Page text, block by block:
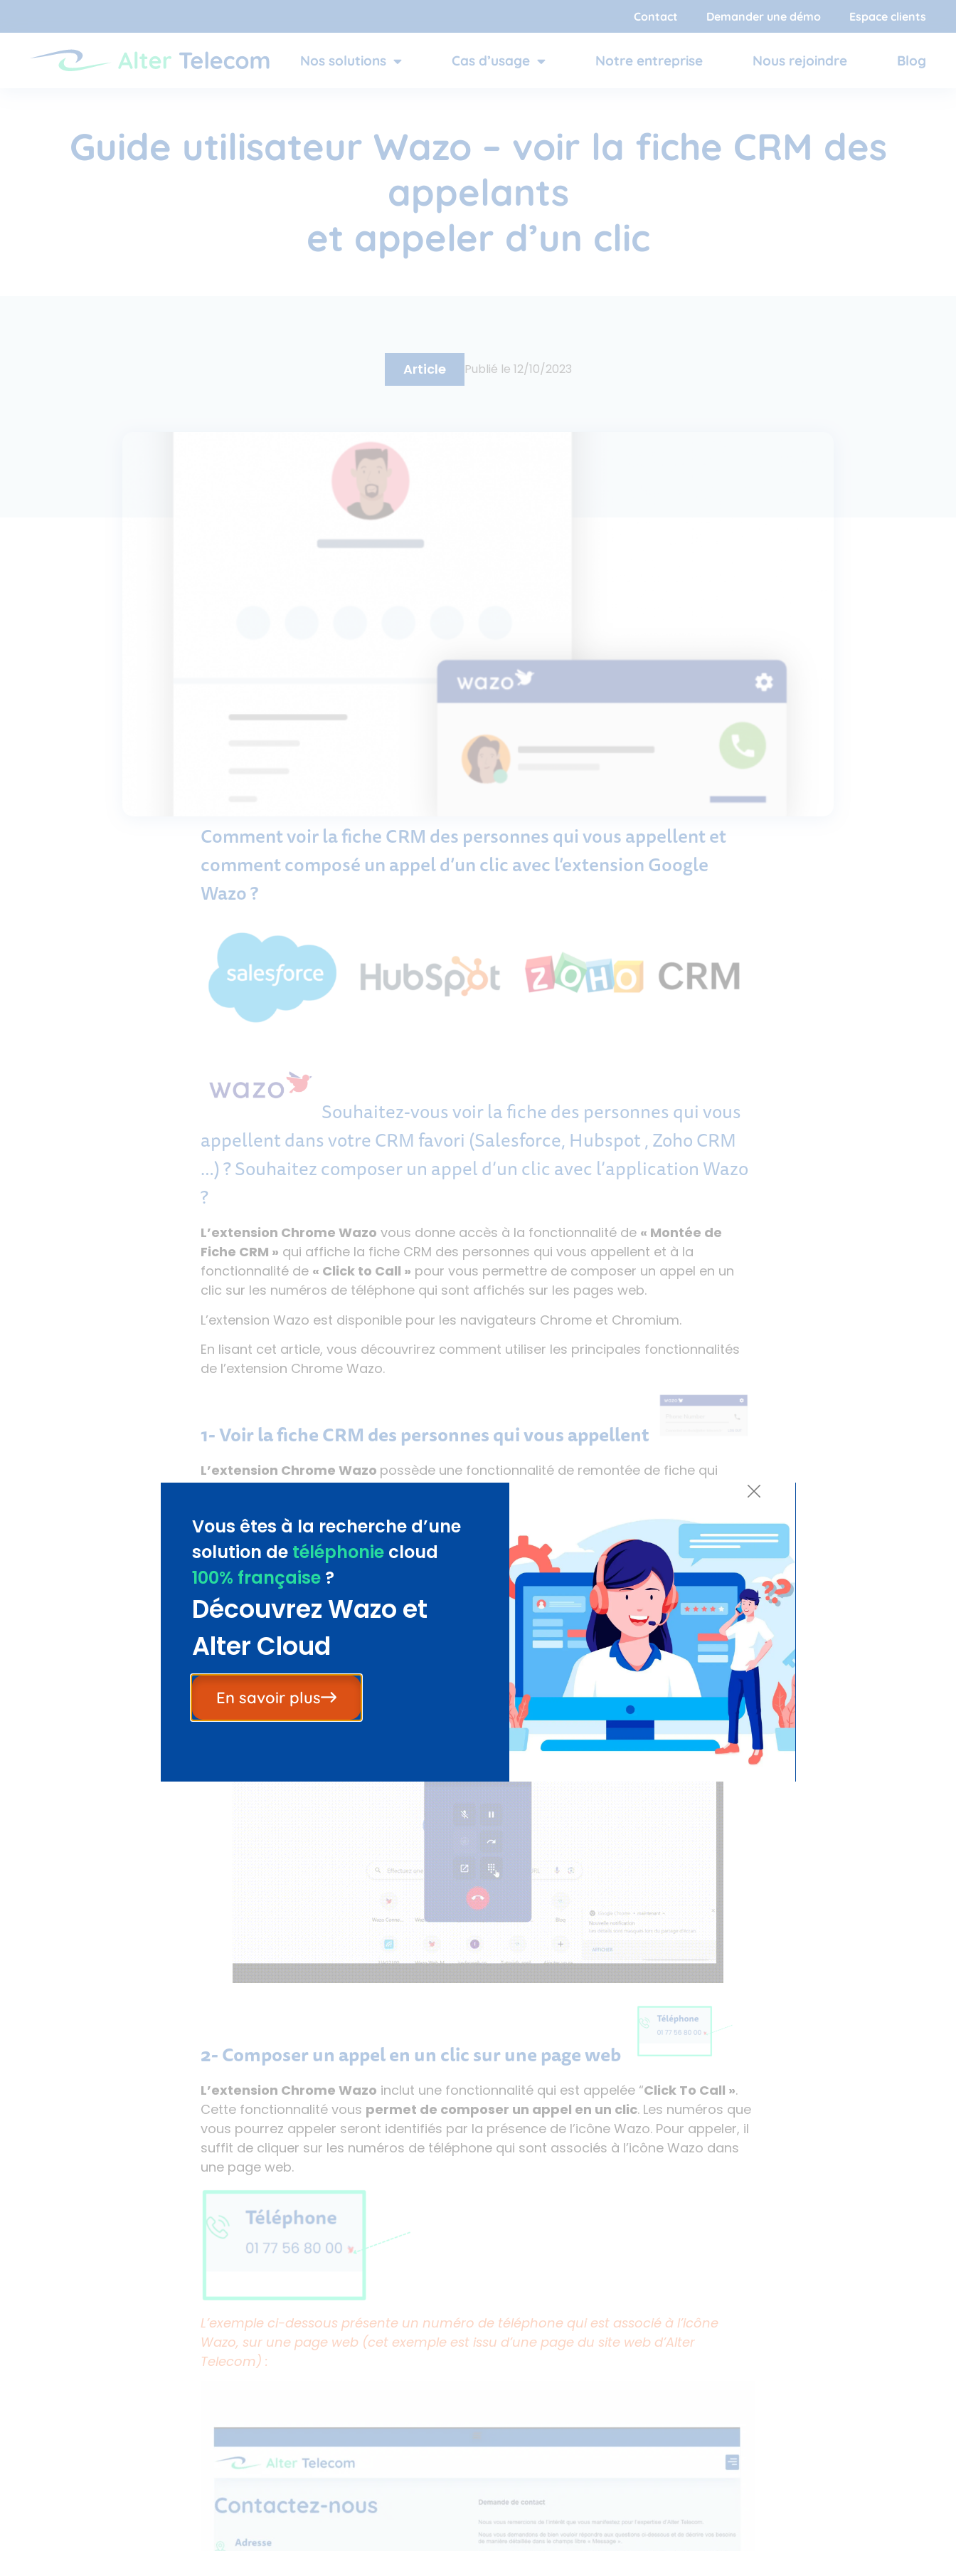
Contact Demander une démo Espace clients
Nos solutions Cas d’usage Notre entreprise Nous rejoindre Blog
Guide utilisateur Wazo – voir la fiche CRM des
appelants
et appeler d’un clic
Article Publié le 12/10/2023
Comment voir la fiche CRM des personnes qui vous appellent et
comment composé un appel d’un clic avec l’extension Google
Wazo ?
Souhaitez-vous voir la fiche des personnes qui vous
appellent dans votre CRM favori (Salesforce, Hubspot , Zoho CRM
…) ? Souhaitez composer un appel d’un clic avec l’application Wazo
?
L’extension Chrome Wazo vous donne accès à la fonctionnalité de « Montée de
Fiche CRM » qui affiche la fiche CRM des personnes qui vous appellent et à la
fonctionnalité de « Click to Call » pour vous permettre de composer un appel en un
clic sur les numéros de téléphone qui sont affichés sur les pages web.
L’extension Wazo est disponible pour les navigateurs Chrome et Chromium.
En lisant cet article, vous découvrirez comment utiliser les principales fonctionnalités
de l’extension Chrome Wazo.
1- Voir la fiche CRM des personnes qui vous appellent
L’extension Chrome Wazo possède une fonctionnalité de remontée de fiche qui
permet d’afficher automatiquement la fiche CRM des personnes qui vous appellent. La
HubspotL’exemple qui est présenté ci-dessous, montre la remontée d’une fiche avec
Hubspot.
L’animation ci-dessous présente comment la fiche CRM de la personne qui vous
appelle s’affiche. L’animation montre la séquence suivante : Didi Lavigne appelle, son
appel est répondu, la fiche de Didi Lavigne dans Hubspot s’affiche automatiquement.
2- Composer un appel en un clic sur une page web
L’extension Chrome Wazo inclut une fonctionnalité qui est appelée “Click To Call ».
Cette fonctionnalité vous permet de composer un appel en un clic. Les numéros que
vous pourrez appeler seront identifiés par la présence de l’icône Wazo. Pour appeler, il
suffit de cliquer sur les numéros de téléphone qui sont associés à l’icône Wazo dans
une page web.
L’exemple ci-dessous présente un numéro de téléphone qui est associé à l’icône
Wazo, sur une page web (cet exemple est issu d’une page du site web d’Alter
Telecom) :
Vous êtes à la recherche d’une
solution de téléphonie cloud
100% française ?
Découvrez Wazo et
Alter Cloud
En savoir plus